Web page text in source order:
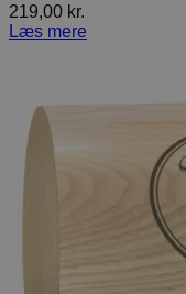
219,00 kr.
Læs mere